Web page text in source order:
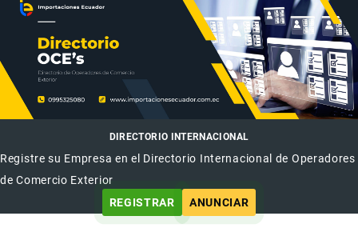
DIRECTORIO INTERNACIONAL
Registre su Empresa en el Directorio Internacional de Operadores
de Comercio Exterior
REGISTRAR
ANUNCIAR